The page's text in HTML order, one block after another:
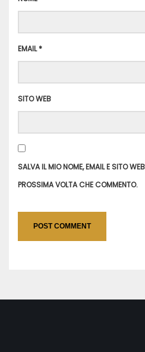
EMAIL*
SITO WEB
SALVA IL MIO NOME, EMAIL E SITO
PROSSIMA VOLTA CHE COMMENTO.